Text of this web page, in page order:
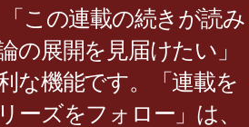
この連載の続きが読み
の展開を見届けたい」
な機能です。「連載を
ーズをフォロー」は、